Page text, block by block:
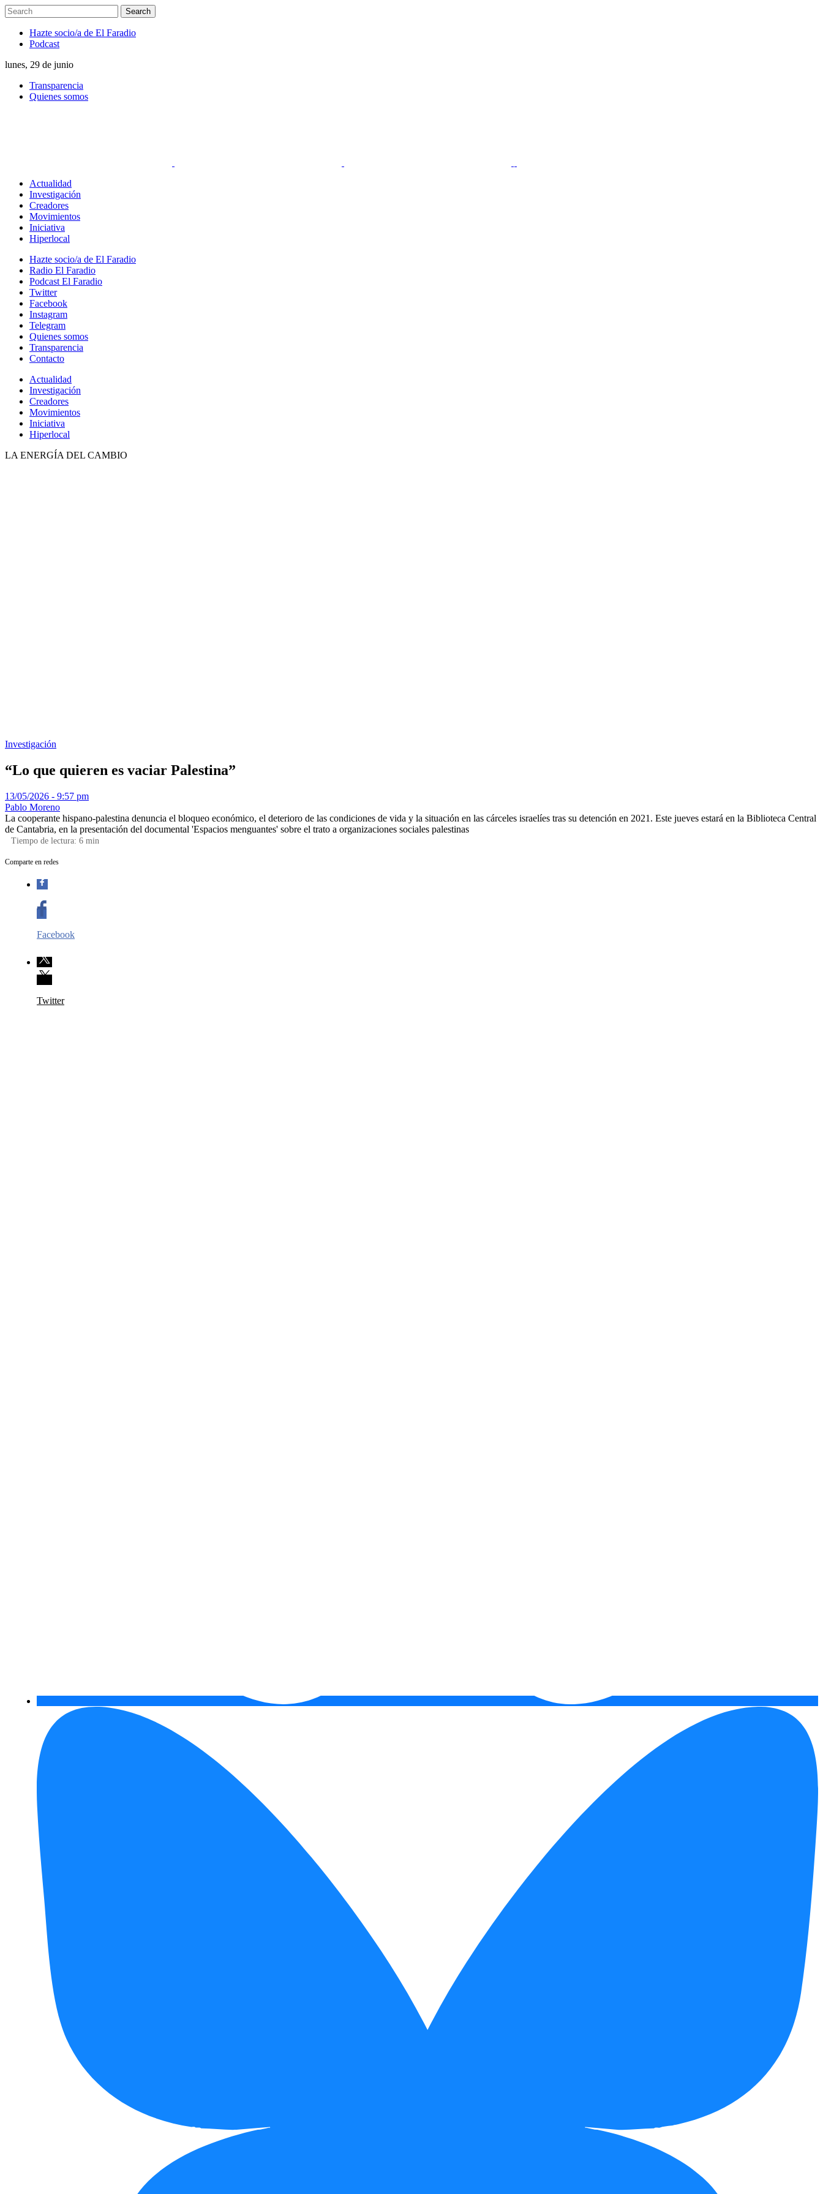
Hazte socio/a de El Faradio
Podcast
lunes, 29 de junio
Transparencia
Quienes somos
Actualidad
Investigación
Creadores
Movimientos
Iniciativa
Hiperlocal
Hazte socio/a de El Faradio
Radio El Faradio
Podcast El Faradio
Twitter
Facebook
Instagram
Telegram
Quienes somos
Transparencia
Contacto
Actualidad
Investigación
Creadores
Movimientos
Iniciativa
Hiperlocal
LA ENERGÍA DEL CAMBIO
Investigación
“Lo que quieren es vaciar Palestina”
13/05/2026 - 9:57 pm
Pablo Moreno
La cooperante hispano-palestina denuncia el bloqueo económico, el deterioro de las condiciones de vida y la situación en las cárceles israelíes tras su detención en 2021. Este jueves estará en la Biblioteca Central
de Cantabria, en la presentación del documental 'Espacios menguantes' sobre el trato a organizaciones sociales palestinas
Tiempo de lectura: 6 min
Comparte en redes
Facebook
Twitter